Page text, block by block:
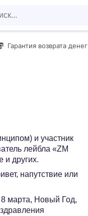
Гарантия возврата денег
и участник
лейбла «ZM
и других.
напутствие или
марта, Новый Год,